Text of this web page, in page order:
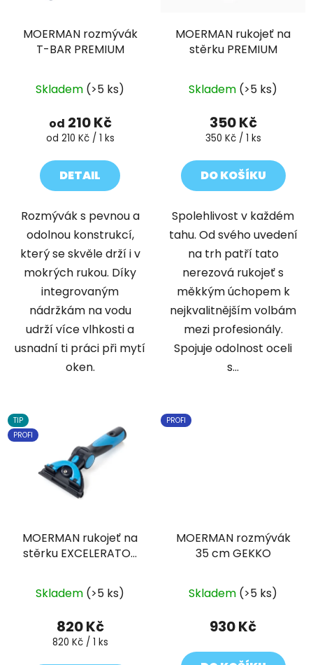
MOERMAN rozmývák
T-BAR PREMIUM
Skladem (>5 ks)
od 210 Kč
Měrná
od 210 Kč / 1 ks
DETAIL
Rozmývák s pevnou a
odolnou konstrukcí,
který se skvěle drží i v
mokrých rukou. Díky
integrovaným
nádržkám na vodu
udrží více vlhkosti a
usnadní ti práci při mytí
oken.
MOERMAN rukojeť na
stěrku PREMIUM
Skladem (>5 ks)
350 Kč
Měrná
350 Kč / 1 ks
DO KOŠÍKU
Spolehlivost v každém
tahu. Od svého uvedení
na trh patří tato
nerezová rukojeť s
měkkým úchopem k
nejkvalitnějším volbám
mezi profesionály.
Spojuje odolnost oceli
s...
TIP
PROFI
MOERMAN rukojeť na
stěrku EXCELERATOR
hodnocení
produktu
je
Skladem (>5 ks)
820 Kč
Měrná
820 Kč / 1 ks
PROFI
MOERMAN rozmývák
35 cm GEKKO
hodnocení
produktu
5,0
Skladem (>5 ks)
930 Kč